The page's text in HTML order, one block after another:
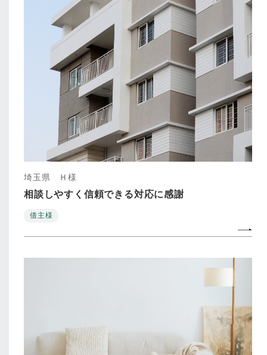
埼玉県 Ｈ様
相談しやすく信頼できる対応に感謝
借主様